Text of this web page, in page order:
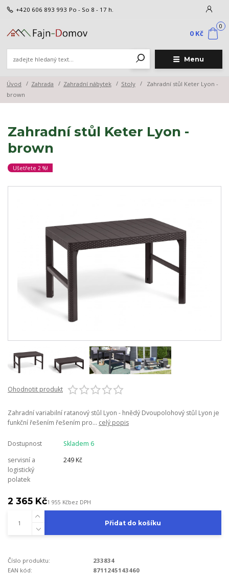
Menu
+420 606 893 993 Po - So 8 - 17 h.
0
0 Kč
Úvod Zahrada Zahradní nábytek Stoly
Zahradní stůl Keter Lyon -
brown
Zahradní stůl Keter Lyon -
brown
Ušetřete 2 %!
Ohodnotit produkt
Zahradní variabilní ratanový stůl Lyon - hnědý Dvoupolohový stůl Lyon je
funkční řešením řešením pro... celý popis
Dostupnost
Skladem 6
servisní a
logistický
polatek
249 Kč
2 365 Kč1 955 Kčbez DPH
Přidat do košíku
Číslo produktu:
233834
EAN kód:
8711245143460